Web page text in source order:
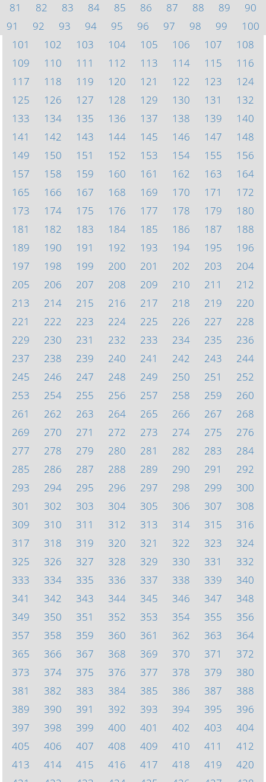
81
82 83 84 85 86 87 88 89
90
91
92 93 94 95 96 97 98 99
100
101
102 103 104 105 106 107
108
109
110 111 112 113 114 115
116
117
118 119 120 121 122 123
124
125
126 127 128 129 130 131
132
133
134 135 136 137 138 139
140
141
142 143 144 145 146 147
148
149
150 151 152 153 154 155
156
157
158 159 160 161 162 163
164
165
166 167 168 169 170 171
172
173
174 175 176 177 178 179
180
181
182 183 184 185 186 187
188
189
190 191 192 193 194 195
196
197
198 199 200 201 202 203
204
205
206 207 208 209 210 211
212
213
214 215 216 217 218 219
220
221
222 223 224 225 226 227
228
229
230 231 232 233 234 235
236
237
238 239 240 241 242 243
244
245
246 247 248 249 250 251
252
253
254 255 256 257 258 259
260
261
262 263 264 265 266 267
268
269
270 271 272 273 274 275
276
277
278 279 280 281 282 283
284
285
286 287 288 289 290 291
292
293
294 295 296 297 298 299
300
301
302 303 304 305 306 307
308
309
310 311 312 313 314 315
316
317
318 319 320 321 322 323
324
325
326 327 328 329 330 331
332
333
334 335 336 337 338 339
340
341
342 343 344 345 346 347
348
349
350 351 352 353 354 355
356
357
358 359 360 361 362 363
364
365
366 367 368 369 370 371
372
373
374 375 376 377 378 379
380
381
382 383 384 385 386 387
388
389
390 391 392 393 394 395
396
397
398 399 400 401 402 403
404
405
406 407 408 409 410 411
412
413
414 415 416 417 418 419
420